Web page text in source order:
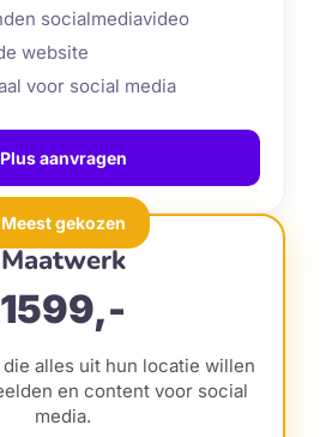
socialmediavideo
website
voor social media
Plus aanvragen
Meest gekozen
Maatwerk
1599,-
alles uit hun locatie willen
en content voor social
media.